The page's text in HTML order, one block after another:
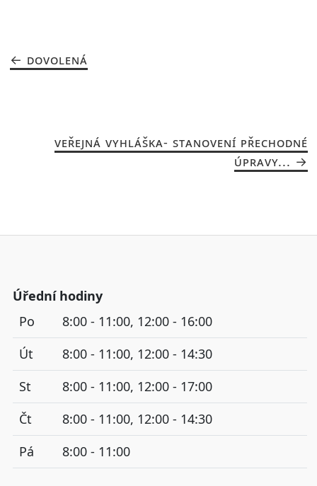
DOVOLENÁ
VEŘEJNÁ VYHLÁŠKA- STANOVENÍ PŘECHODNÉ
ÚPRAVY...
Úřední hodiny
Po
8:00 - 11:00, 12:00 - 16:00
Út
8:00 - 11:00, 12:00 - 14:30
St
8:00 - 11:00, 12:00 - 17:00
Čt
8:00 - 11:00, 12:00 - 14:30
Pá
8:00 - 11:00